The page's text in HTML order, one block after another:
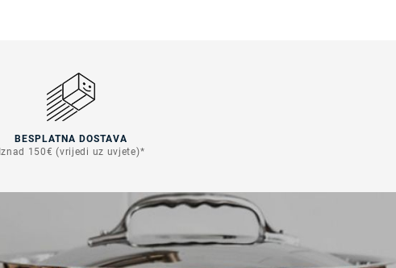
BESPLATNA DOSTAVA
Iznad 150€ (vrijedi uz uvjete)*